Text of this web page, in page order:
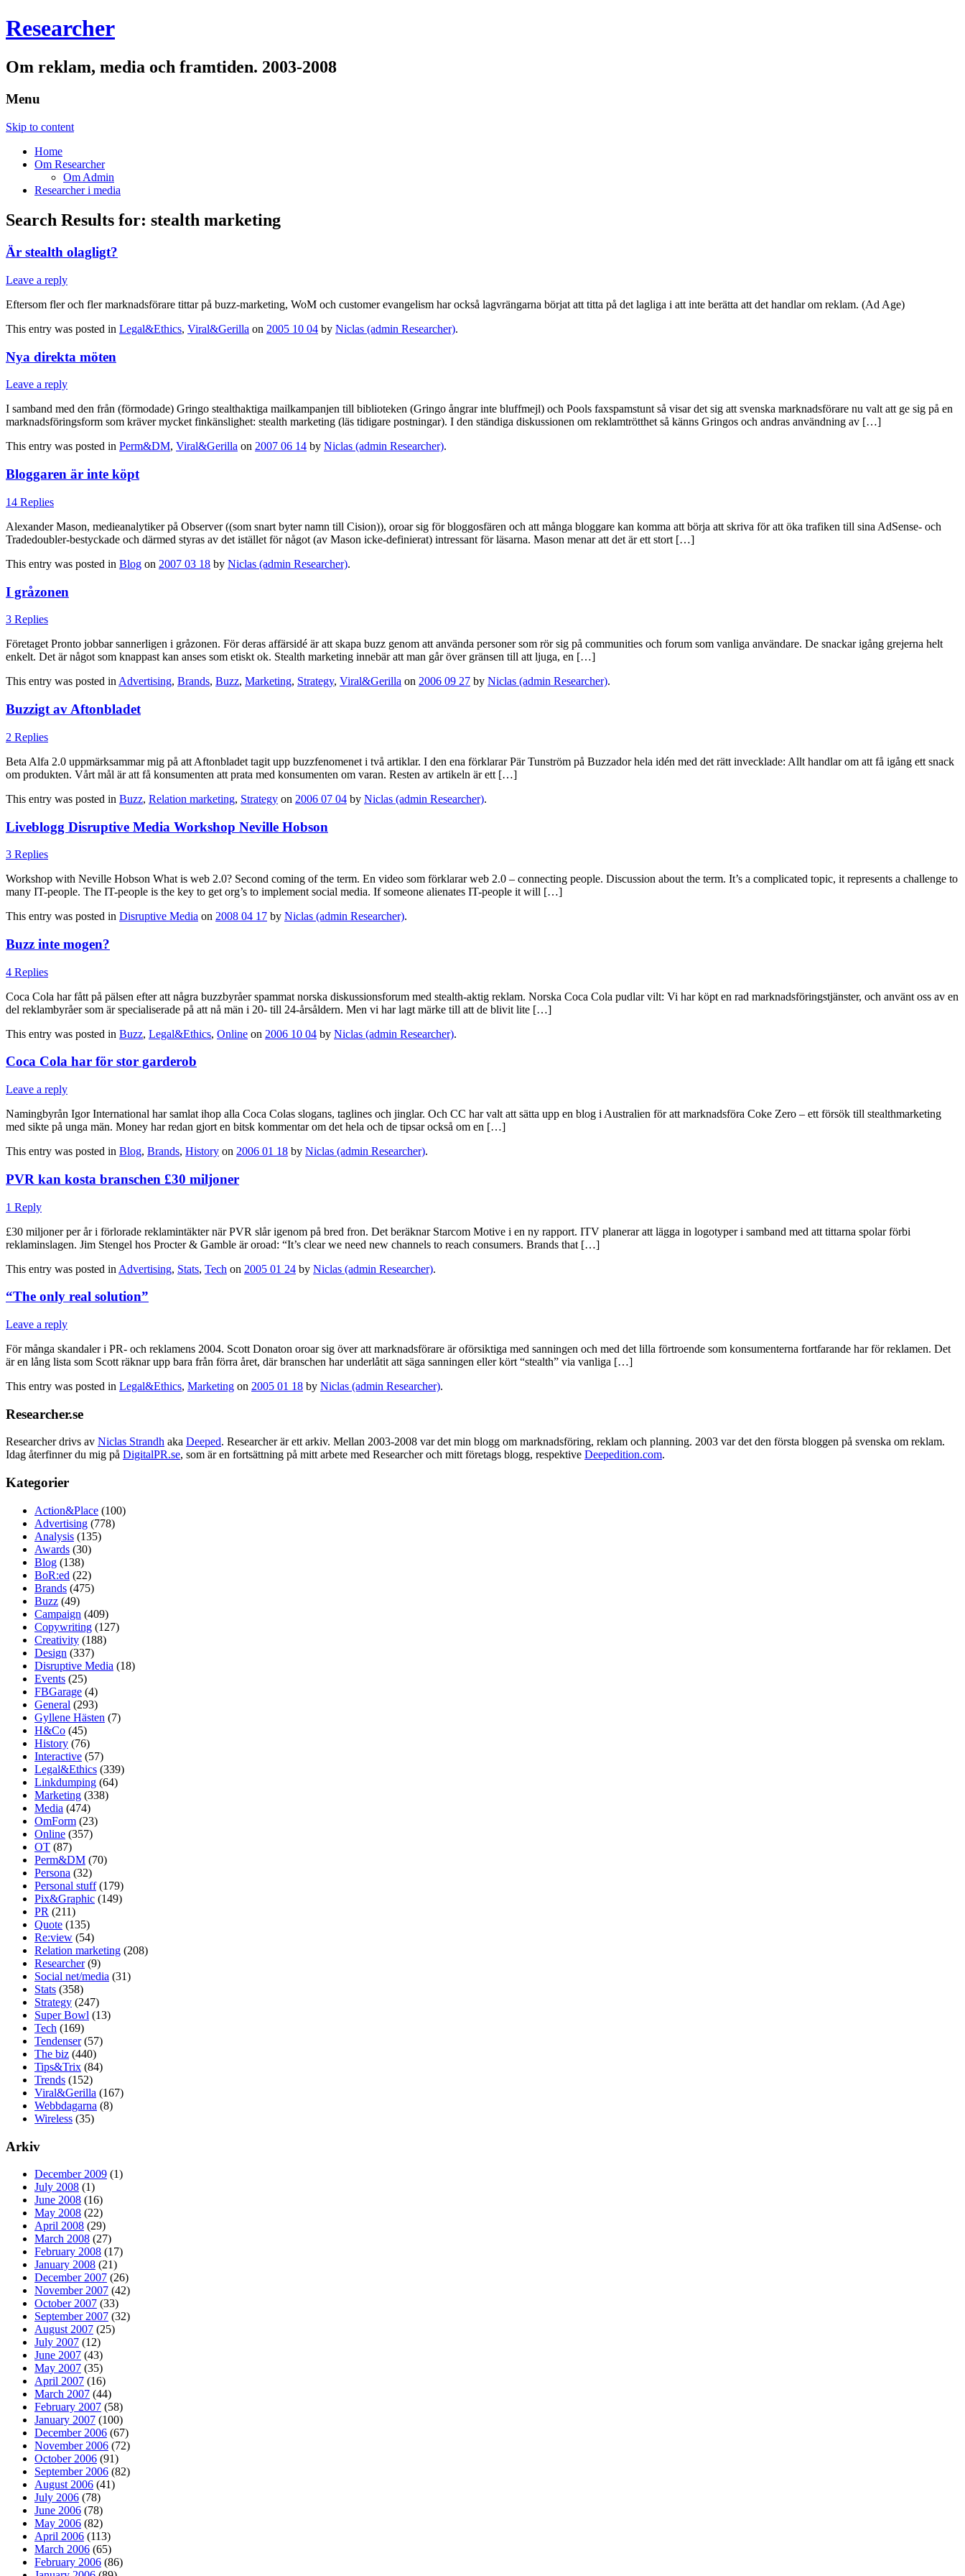
Researcher
Om reklam, media och framtiden. 2003-2008
Menu
Skip to content
Home
Om Researcher
Om Admin
Researcher i media
Search Results for: stealth marketing
Är stealth olagligt?
Leave a reply
Eftersom fler och fler marknadsförare tittar på buzz-marketing, WoM och customer evangelism har också lagvrängarna börjat att titta på det lagliga i att inte berätta att det handlar om reklam. (Ad Age)
This entry was posted in Legal&Ethics, Viral&Gerilla on 2005 10 04 by Niclas (admin Researcher).
Nya direkta möten
Leave a reply
I samband med den från (förmodade) Gringo stealthaktiga mailkampanjen till biblioteken (Gringo ångrar inte bluffmejl) och Pools faxspamstunt så visar det sig att svenska marknadsförare nu valt att ge sig på en
marknadsföringsform som kräver mycket finkänslighet: stealth marketing (läs tidigare postningar). I den ständiga diskussionen om reklamtrötthet så känns Gringos och andras användning av […]
This entry was posted in Perm&DM, Viral&Gerilla on 2007 06 14 by Niclas (admin Researcher).
Bloggaren är inte köpt
14 Replies
Alexander Mason, medieanalytiker på Observer ((som snart byter namn till Cision)), oroar sig för bloggosfären och att många bloggare kan komma att börja att skriva för att öka trafiken till sina AdSense- och
Tradedoubler-bestyckade och därmed styras av det istället för något (av Mason icke-definierat) intressant för läsarna. Mason menar att det är ett stort […]
This entry was posted in Blog on 2007 03 18 by Niclas (admin Researcher).
I gråzonen
3 Replies
Företaget Pronto jobbar sannerligen i gråzonen. För deras affärsidé är att skapa buzz genom att använda personer som rör sig på communities och forum som vanliga användare. De snackar igång grejerna helt
enkelt. Det är något som knappast kan anses som etiskt ok. Stealth marketing innebär att man går över gränsen till att ljuga, en […]
This entry was posted in Advertising, Brands, Buzz, Marketing, Strategy, Viral&Gerilla on 2006 09 27 by Niclas (admin Researcher).
Buzzigt av Aftonbladet
2 Replies
Beta Alfa 2.0 uppmärksammar mig på att Aftonbladet tagit upp buzzfenomenet i två artiklar. I den ena förklarar Pär Tunström på Buzzador hela idén med det rätt invecklade: Allt handlar om att få igång ett snack
om produkten. Vårt mål är att få konsumenten att prata med konsumenten om varan. Resten av artikeln är ett […]
This entry was posted in Buzz, Relation marketing, Strategy on 2006 07 04 by Niclas (admin Researcher).
Liveblogg Disruptive Media Workshop Neville Hobson
3 Replies
Workshop with Neville Hobson What is web 2.0? Second coming of the term. En video som förklarar web 2.0 – connecting people. Discussion about the term. It’s a complicated topic, it represents a challenge to
many IT-people. The IT-people is the key to get org’s to implement social media. If someone alienates IT-people it will […]
This entry was posted in Disruptive Media on 2008 04 17 by Niclas (admin Researcher).
Buzz inte mogen?
4 Replies
Coca Cola har fått på pälsen efter att några buzzbyråer spammat norska diskussionsforum med stealth-aktig reklam. Norska Coca Cola pudlar vilt: Vi har köpt en rad marknadsföringstjänster, och använt oss av en
del reklambyråer som är specialiserade på att nå män i 20- till 24-årsåldern. Men vi har lagt märke till att de blivit lite […]
This entry was posted in Buzz, Legal&Ethics, Online on 2006 10 04 by Niclas (admin Researcher).
Coca Cola har för stor garderob
Leave a reply
Namingbyrån Igor International har samlat ihop alla Coca Colas slogans, taglines och jinglar. Och CC har valt att sätta upp en blog i Australien för att marknadsföra Coke Zero – ett försök till stealthmarketing
med sikte på unga män. Money har redan gjort en bitsk kommentar om det hela och de tipsar också om en […]
This entry was posted in Blog, Brands, History on 2006 01 18 by Niclas (admin Researcher).
PVR kan kosta branschen £30 miljoner
1 Reply
£30 miljoner per år i förlorade reklamintäkter när PVR slår igenom på bred fron. Det beräknar Starcom Motive i en ny rapport. ITV planerar att lägga in logotyper i samband med att tittarna spolar förbi
reklaminslagen. Jim Stengel hos Procter & Gamble är oroad: “It’s clear we need new channels to reach consumers. Brands that […]
This entry was posted in Advertising, Stats, Tech on 2005 01 24 by Niclas (admin Researcher).
“The only real solution”
Leave a reply
För många skandaler i PR- och reklamens 2004. Scott Donaton oroar sig över att marknadsförare är oförsiktiga med sanningen och med det lilla förtroende som konsumenterna fortfarande har för reklamen. Det
är en lång lista som Scott räknar upp bara från förra året, där branschen har underlåtit att säga sanningen eller kört “stealth” via vanliga […]
This entry was posted in Legal&Ethics, Marketing on 2005 01 18 by Niclas (admin Researcher).
Researcher.se
Researcher drivs av Niclas Strandh aka Deeped. Researcher är ett arkiv. Mellan 2003-2008 var det min blogg om marknadsföring, reklam och planning. 2003 var det den första bloggen på svenska om reklam.
Idag återfinner du mig på DigitalPR.se, som är en fortsättning på mitt arbete med Researcher och mitt företags blogg, respektive Deepedition.com.
Kategorier
Action&Place (100)
Advertising (778)
Analysis (135)
Awards (30)
Blog (138)
BoR:ed (22)
Brands (475)
Buzz (49)
Campaign (409)
Copywriting (127)
Creativity (188)
Design (337)
Disruptive Media (18)
Events (25)
FBGarage (4)
General (293)
Gyllene Hästen (7)
H&Co (45)
History (76)
Interactive (57)
Legal&Ethics (339)
Linkdumping (64)
Marketing (338)
Media (474)
OmForm (23)
Online (357)
OT (87)
Perm&DM (70)
Persona (32)
Personal stuff(179)
Pix&Graphic (149)
PR (211)
Quote (135)
Re:view (54)
Relation marketing (208)
Researcher(9)
Social net/media (31)
Stats (358)
Strategy (247)
Super Bowl (13)
Tech (169)
Tendenser(57)
The biz (440)
Tips&Trix (84)
Trends (152)
Viral&Gerilla (167)
Webbdagarna (8)
Wireless (35)
Arkiv
December 2009 (1)
July 2008 (1)
June 2008 (16)
May 2008 (22)
April 2008 (29)
March 2008 (27)
February 2008 (17)
January 2008 (21)
December 2007 (26)
November 2007 (42)
October 2007 (33)
September 2007 (32)
August 2007 (25)
July 2007 (12)
June 2007 (43)
May 2007 (35)
April 2007 (16)
March 2007 (44)
February 2007 (58)
January 2007 (100)
December 2006 (67)
November 2006 (72)
October 2006 (91)
September 2006 (82)
August 2006 (41)
July 2006 (78)
June 2006 (78)
May 2006 (82)
April 2006 (113)
March 2006 (65)
February 2006 (86)